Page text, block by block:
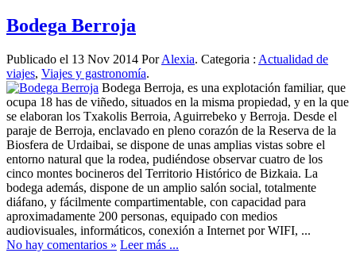
Bodega Berroja
Publicado el 13 Nov 2014 PorAlexia. Categoria : Actualidad de
viajes, Viajes y gastronomía.
Bodega Berroja, es una explotación familiar, que
ocupa 18 has de viñedo, situados en la misma propiedad, y en la que
se elaboran los Txakolis Berroia, Aguirrebeko y Berroja. Desde el
paraje de Berroja, enclavado en pleno corazón de la Reserva de la
Biosfera de Urdaibai, se dispone de unas amplias vistas sobre el
entorno natural que la rodea, pudiéndose observar cuatro de los
cinco montes bocineros del Territorio Histórico de Bizkaia. La
bodega además, dispone de un amplio salón social, totalmente
diáfano, y fácilmente compartimentable, con capacidad para
aproximadamente 200 personas, equipado con medios
audiovisuales, informáticos, conexión a Internet por WIFI, ...
No hay comentarios » Leer más ...